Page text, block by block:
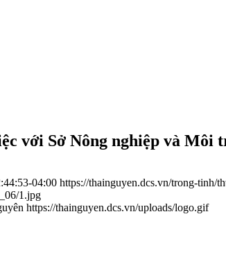
với Sở Nông nghiệp và Môi
04:00 https://thainguyen.dcs.vn/trong-tinh/
1.jpg
https://thainguyen.dcs.vn/uploads/logo.gif